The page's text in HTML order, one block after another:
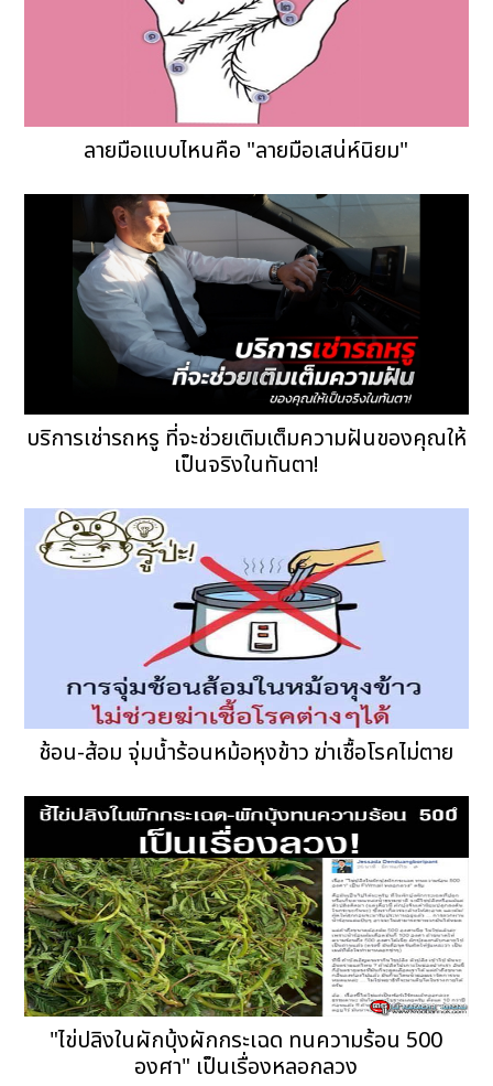
ลายมือแบบไหนคือ "ลายมือเสน่ห์นิยม"
บริการเช่ารถหรู ที่จะช่วยเติมเต็มความฝันของคุณให้
เป็นจริงในทันตา!
ช้อน-ส้อม จุ่มน้ำร้อนหม้อหุงข้าว ฆ่าเชื้อโรคไม่ตาย
"ไข่ปลิงในผักบุ้งผักกระเฉด ทนความร้อน 500
องศา" เป็นเรื่องหลอกลวง